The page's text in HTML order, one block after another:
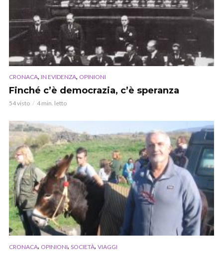
CRONACA, IN EVIDENZA, OPINIONI
Finché c’è democrazia, c’è speranza
54 visto 4 min. letto
CRONACA, OPINIONI, SOCIETÀ, VIAGGI